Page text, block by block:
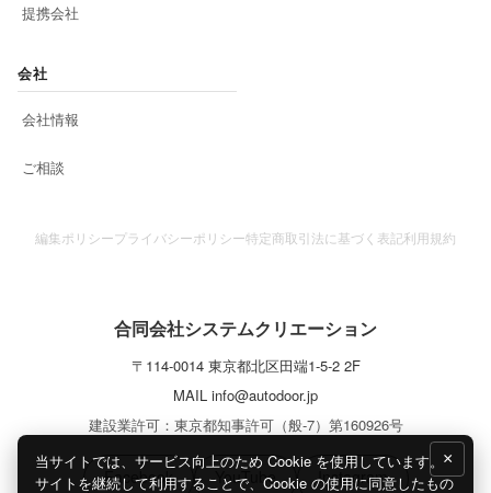
提携会社
会社
会社情報
ご相談
編集ポリシープライバシーポリシー特定商取引法に基づく表記利用規約
合同会社システムクリエーション
〒 114-0014 東京都北区田端1-5-2 2F
MAIL info@autodoor.jp
建設業許可：東京都知事許可（般-7）第160926号
Facebook YouTube Instagram
×
当サイトでは、サービス向上のため Cookie を使用しています。
サイトを継続して利用することで、Cookie の使用に同意したもの